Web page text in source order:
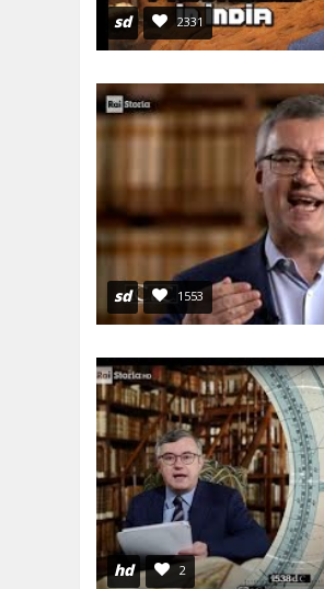
sd 2331
sd 1553
hd 2
Alessandro Barbero - I cambiamenti nella
storia - festa Internazionale della Storia di
tuttobarbero-it Apr 27, 2026 22